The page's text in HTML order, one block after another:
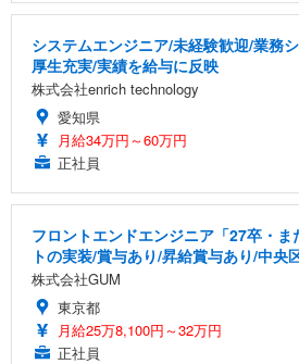
システムエンジニア/未経験歓迎/業務
厚生充実/実績を給与に反映
株式会社enrich technology
愛知県
月給34万円～60万円
正社員
フロントエンドエンジニア「27卒・
トの実装/賞与あり/昇給賞与あり/中央
株式会社GUM
東京都
月給25万8,100円～32万円
正社員